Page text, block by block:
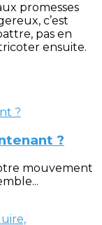
promesses
c’est
pas en
ensuite.
?
mouvement